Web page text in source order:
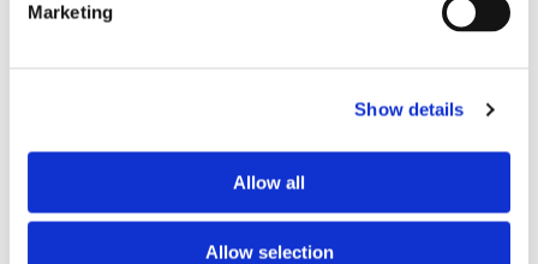
Marketing
Show details
Allow all
Allow selection
Wunschliste